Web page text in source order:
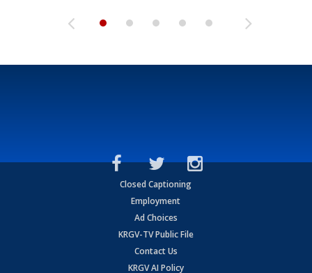
Closed Captioning
Employment
Ad Choices
KRGV-TV Public File
Contact Us
KRGV AI Policy